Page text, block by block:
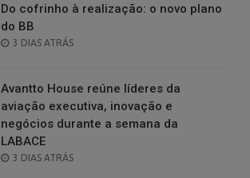
Do cofrinho à realização: o novo plano
do BB
POSTED
3 DIAS ATRÁS
Avantto House reúne líderes da
aviação executiva, inovação e
negócios durante a semana da
LABACE
POSTED
3 DIAS ATRÁS